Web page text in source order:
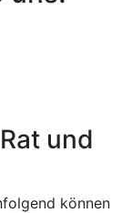
und
können